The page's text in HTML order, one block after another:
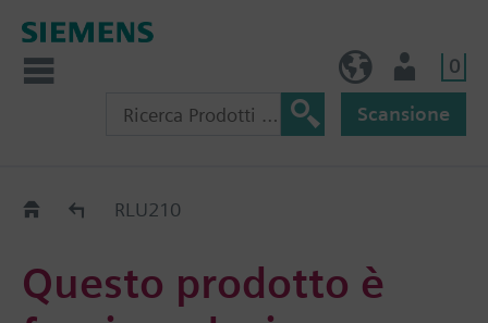
0
Scansione
Old2NewRLU210
Questo prodotto è